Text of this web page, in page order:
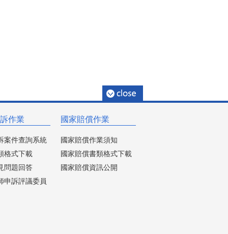
作業
案件查詢系統
格式下載
問題回答
申訴評議委員
國家賠償作業
國家賠償作業須知
國家賠償書類格式下載
國家賠償資訊公開